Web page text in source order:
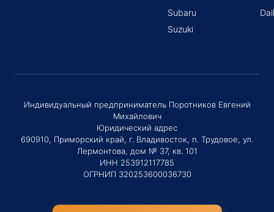
Subaru
Suzuki
Индивидуальный предприниматель Поротников Евгений
Михайлович
Юридический адрес
690910, Приморский край, г. Владивосток, п. Трудовое, ул.
Лермонтова, дом № 37, кв. 101
ИНН 253912117785
ОГРНИП 320253600036730